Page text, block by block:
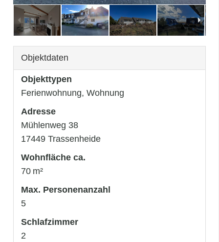
Objektdaten
Objekttypen
Ferienwohnung, Wohnung
Adresse
Mühlenweg 38
17449 Trassenheide
Wohnfläche ca.
70 m²
Max. Personenanzahl
5
Schlafzimmer
2